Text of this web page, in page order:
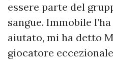
essere parte del
sangue. Immobile
aiutato, mi ha detto
giocatore